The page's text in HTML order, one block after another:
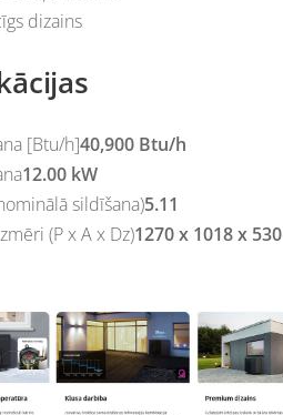
dizains
[Btu/h]40,900 Btu/h
12.00 kW
sildīšana)5.11
(P x A x Dz)1270 x 1018 x 530